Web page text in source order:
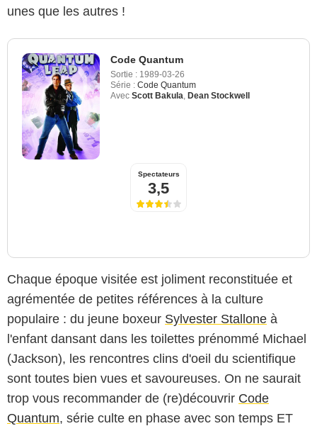
unes que les autres !
Code Quantum
Sortie : 1989-03-26
Série : Code Quantum
Avec Scott Bakula, Dean Stockwell
Spectateurs
3,5
Chaque époque visitée est joliment reconstituée et
agrémentée de petites références à la culture
populaire : du jeune boxeur Sylvester Stallone à
l'enfant dansant dans les toilettes prénommé Michael
(Jackson), les rencontres clins d'oeil du scientifique
sont toutes bien vues et savoureuses. On ne saurait
trop vous recommander de (re)découvrir Code
Quantum, série culte en phase avec son temps ET